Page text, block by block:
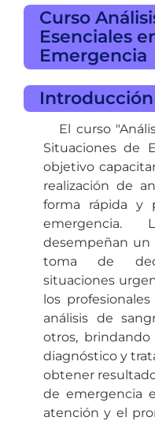
Curso
Esenciales
Emergencia
Introducción
El curso
Situaciones de
objetivo
realización de
forma rápida y
emergencia.
desempeñan un
toma de
situaciones
los
análisis de
otros,
diagnóstico y
obtener
de emergencia
atención y el